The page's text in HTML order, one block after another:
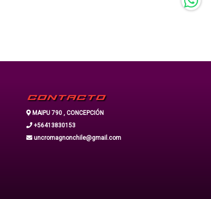
CONTACTO
MAIPU 790 , CONCEPCIÓN
+56413830153
uncromagnonchile@gmail.com